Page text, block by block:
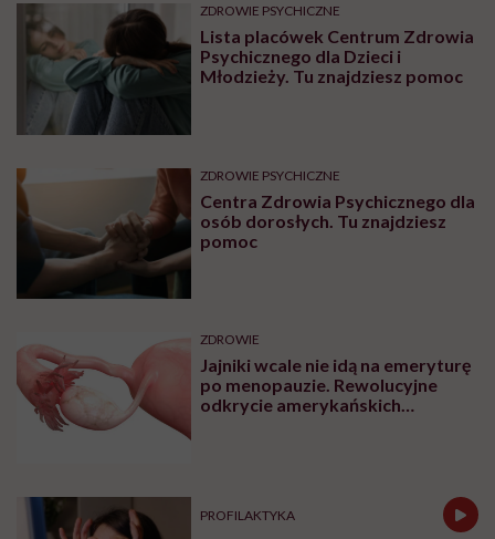
ZDROWIE PSYCHICZNE
Lista placówek Centrum Zdrowia
Psychicznego dla Dzieci i
Młodzieży. Tu znajdziesz pomoc
ZDROWIE PSYCHICZNE
Centra Zdrowia Psychicznego dla
osób dorosłych. Tu znajdziesz
pomoc
ZDROWIE
Jajniki wcale nie idą na emeryturę
po menopauzie. Rewolucyjne
odkrycie amerykańskich
PROFILAKTYKA